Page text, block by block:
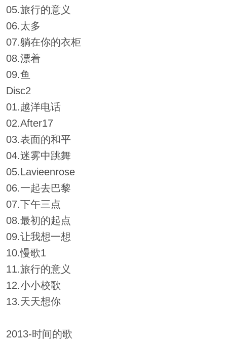
05.旅行的意义
06.太多
07.躺在你的衣柜
08.漂着
09.鱼
Disc2
01.越洋电话
02.After17
03.表面的和平
04.迷雾中跳舞
05.Lavieenrose
06.一起去巴黎
07.下午三点
08.最初的起点
09.让我想一想
10.慢歌1
11.旅行的意义
12.小小校歌
13.天天想你
2013-时间的歌